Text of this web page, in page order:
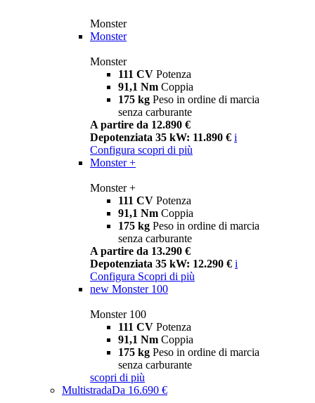
Monster
Monster
Monster
111 CV Potenza
91,1 Nm Coppia
175 kg Peso in ordine di marcia
senza carburante
A partire da 12.890 €
Depotenziata 35 kW: 11.890 € i
Configura scopri di più
Monster +
Monster +
111 CV Potenza
91,1 Nm Coppia
175 kg Peso in ordine di marcia
senza carburante
A partire da 13.290 €
Depotenziata 35 kW: 12.290 € i
Configura Scopri di più
new Monster 100
Monster 100
111 CV Potenza
91,1 Nm Coppia
175 kg Peso in ordine di marcia
senza carburante
scopri di più
MultistradaDa 16.690 €